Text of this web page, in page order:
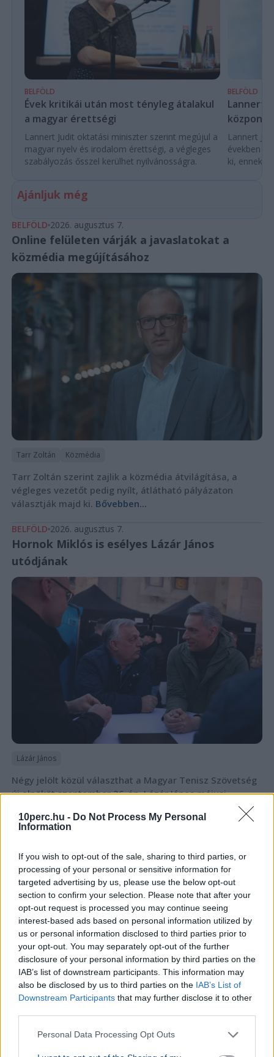
10perc.hu - Do Not Process My Personal
Information
If you wish to opt-out of the sale, sharing to third parties, or
processing of your personal or sensitive information for
targeted advertising by us, please use the below opt-out
section to confirm your selection. Please note that after your
opt-out request is processed you may continue seeing
interest-based ads based on personal information utilized by
us or personal information disclosed to third parties prior to
your opt-out. You may separately opt-out of the further
disclosure of your personal information by third parties on the
IAB’s list of downstream participants. This information may
also be disclosed by us to third parties on the IAB’s List of
Downstream Participants that may further disclose it to other
Personal Data Processing Opt Outs
BELFÖLD
Évek kritikái után most tényleg átalakul
a magyar érettségi
Lannert Judit oktatási miniszter szerint megújul a
magyar nyelv és irodalom érettségi, a végleges
szabályozás ősszel kerülhet nyilvánosságra.
BELFÖLD
Lannert
Lannert
években
ki, ennek
Ajánljuk még
BELFÖLD 2026. augusztus 7.
Online felületen várják a javaslatokat a
közmédia megújításához
Tarr Zoltán Közmédia
Tarr Zoltán szerint zajlik a közmédia átvilágítása, a
végleges vezetőt pedig nyílt, átlátható pályázaton
választják majd ki. Bővebben...
BELFÖLD 2026. augusztus 7.
Hornok Miklós is esélyes Lázár János
utódjának
Lázár János
Négy jelölt közül választhat a Magyar Tenisz Szövetség
új elnököt szeptember 26-án, Lázár János májusi
BELFÖLD 2026. augusztus 7.
vissza a testülethez